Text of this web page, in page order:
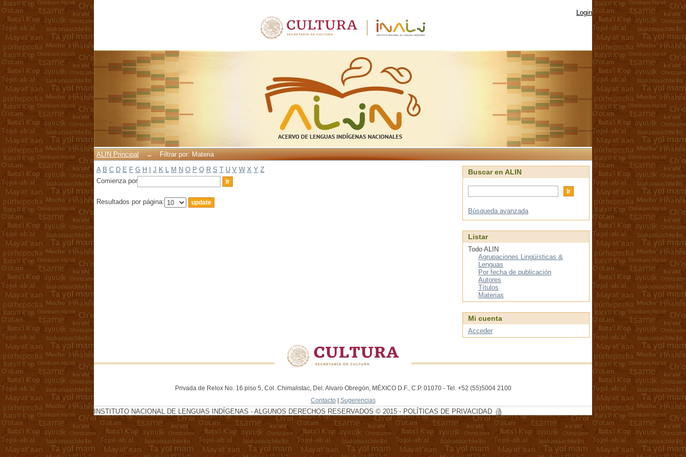
Login
ALIN Principal →
Filtrar por: Materia
A B C D E F G H J K L M N O P Q R S T U V W X Y Z
Comienza por
Resultados por página:
Buscar en ALIN
Búsqueda avanzada
Listar
Todo ALIN
Agrupaciones Lingüísticas &
Lenguas
Por fecha de publicación
Autores
Títulos
Materias
Mi cuenta
Acceder
Privada de Relox No. 16 piso 5, Col. Chimalistac, Del. Alvaro Obregón, MÉXICO D.F., C.P. 01070 - Tel. +52 (55)5004 2100
Contacto | Sugerencias
INSTITUTO NACIONAL DE LENGUAS INDÍGENAS - ALGUNOS DERECHOS RESERVADOS © 2015 - POLÍTICAS DE PRIVACIDAD